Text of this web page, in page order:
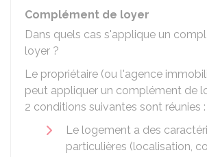
Complément de loyer
Dans quels cas s'applique un
loyer ?
Le propriétaire (ou l'agence
peut appliquer un complément de
2 conditions suivantes sont réunies :
Le logement a des
particulières (localisation,